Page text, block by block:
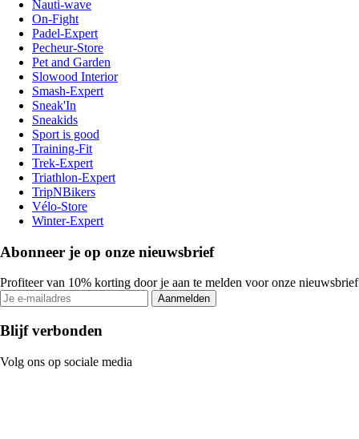
Nauti-wave
On-Fight
Padel-Expert
Pecheur-Store
Pet and Garden
Slowood Interior
Smash-Expert
Sneak'In
Sneakids
Sport is good
Training-Fit
Trek-Expert
Triathlon-Expert
TripNBikers
Vélo-Store
Winter-Expert
Abonneer je op onze nieuwsbrief
Profiteer van 10% korting door je aan te melden voor onze nieuwsbrief
Aanmelden
Blijf verbonden
Volg ons op sociale media